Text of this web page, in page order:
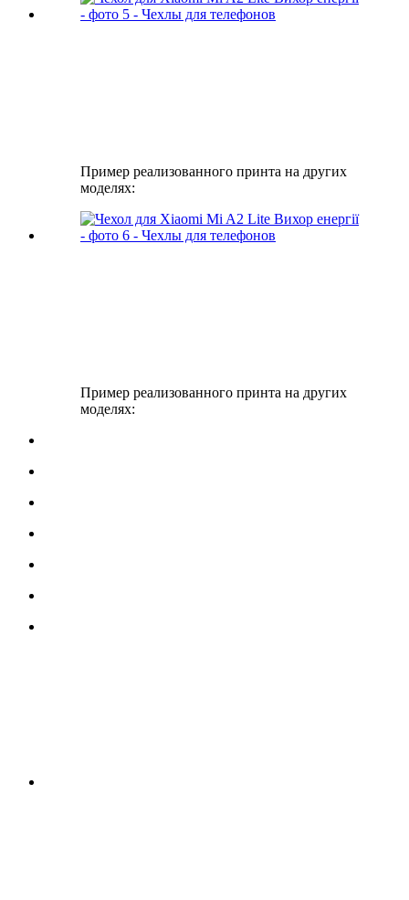
Пример реализованного принта на других
моделях:
Пример реализованного принта на других
моделях: